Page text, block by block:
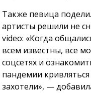
Также певица
артисты решили не
video: «Когда
всем известны, все
соцсетях и
пандемии
захотели», —